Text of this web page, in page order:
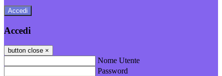
Accedi
Accedi
button close ×
Nome Utente
Password